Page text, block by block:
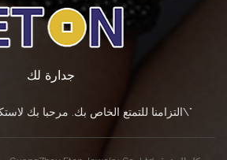
جدارة لك
التزامنا للتمتع الخاص بك. مرحبا بك لاستكشاف \"تجربة ايتون\"